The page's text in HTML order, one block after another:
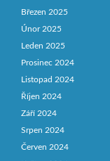
Březen 2025
Únor 2025
Leden 2025
Prosinec 2024
Listopad 2024
Říjen 2024
Září 2024
Srpen 2024
Červen 2024